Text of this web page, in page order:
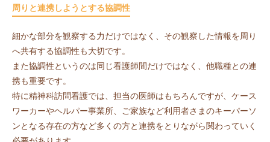
周りと連携しようとする協調性
細かな部分を観察する力だけではなく、その観察した情報を周り
へ共有する協調性も大切です。
また協調性というのは同じ看護師間だけではなく、他職種との連
携も重要です。
特に精神科訪問看護では、担当の医師はもちろんですが、ケース
ワーカーやヘルパー事業所、ご家族など利用者さまのキーパーソ
ンとなる存在の方など多くの方と連携をとりながら関わっていく